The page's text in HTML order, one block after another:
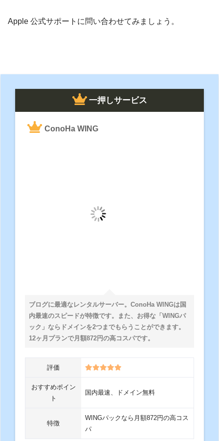
Apple 公式サポートに問い合わせてみましょう。
一押しサービス
ConoHa WING
ブログに最適なレンタルサーバー。ConoHa WINGは国
内最速のスピードが特徴です。また、お得な「WINGパ
ック」ならドメインを2つまでもらうことができます。
12ヶ月プランで月額872円の高コスパです。
評価
おすすめポイン
ト
国内最速、ドメイン無料
特徴
WINGパックなら月額872円の高コス
パ